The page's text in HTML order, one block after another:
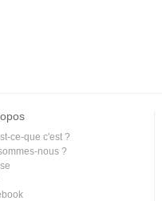
ce-que c'est ?
nous ?